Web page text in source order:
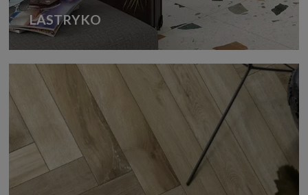
LASTRYKO